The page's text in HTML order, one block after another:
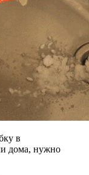
в
дома, нужно